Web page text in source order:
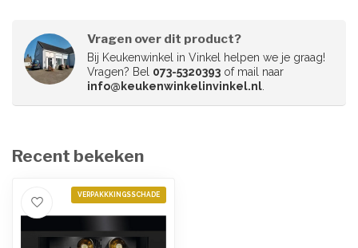
Vragen over dit product?
Bij Keukenwinkel in Vinkel helpen we je graag!
Vragen? Bel 073-5320393 of mail naar
info@keukenwinkelinvinkel.nl.
Recent bekeken
VERPAKKKINGSSCHADE